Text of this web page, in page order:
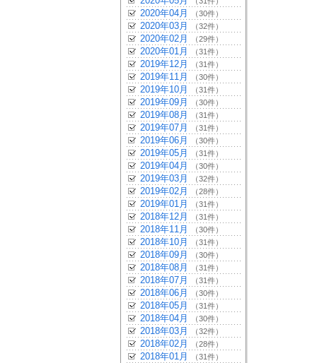
2020年04月 （30件）
2020年03月 （32件）
2020年02月 （29件）
2020年01月 （31件）
2019年12月 （31件）
2019年11月 （30件）
2019年10月 （31件）
2019年09月 （30件）
2019年08月 （31件）
2019年07月 （31件）
2019年06月 （30件）
2019年05月 （31件）
2019年04月 （30件）
2019年03月 （32件）
2019年02月 （28件）
2019年01月 （31件）
2018年12月 （31件）
2018年11月 （30件）
2018年10月 （31件）
2018年09月 （30件）
2018年08月 （31件）
2018年07月 （31件）
2018年06月 （30件）
2018年05月 （31件）
2018年04月 （30件）
2018年03月 （32件）
2018年02月 （28件）
2018年01月 （31件）